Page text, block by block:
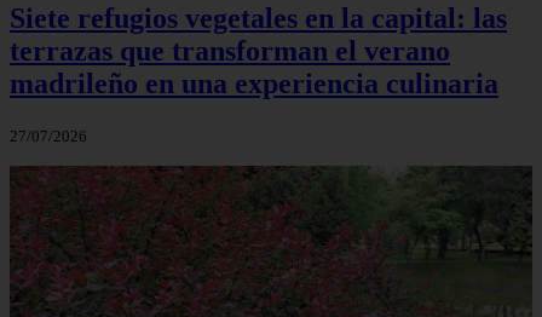
Siete refugios vegetales en la capital: las
terrazas que transforman el verano
madrileño en una experiencia culinaria
27/07/2026